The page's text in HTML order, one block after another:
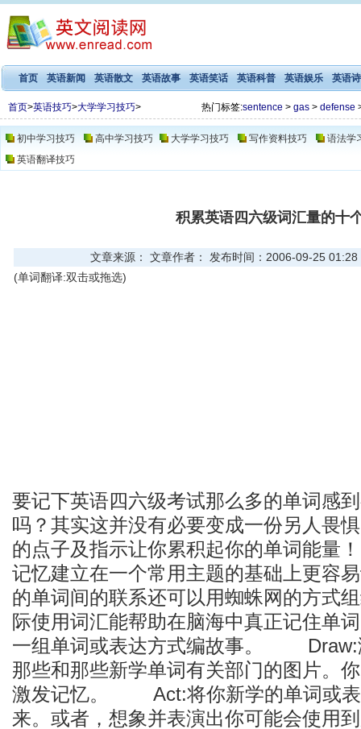
首页 英语新闻 英语散文 英语故事 英语笑话 英语科普 英语娱乐 英语
首页>英语技巧>大学学习技巧> 热门标签:sentence > gas > defense
初中学习技巧 高中学习技巧 大学学习技巧 写作资料技巧
语法学
英语翻译技巧
积累英语四六级词汇量的十
文章来源： 文章作者： 发布时间：2006-09-25 01:28
(单词翻译:双击或拖选)
要记下英语四六级考试那么多的单词感
吗？其实这并没有必要变成一份另人畏
的点子及指示让你累积起你的单词能
记忆建立在一个常用主题的基础上更容
的单词间的联系还可以用蜘蛛网的方
际使用词汇能帮助在脑海中真正记住单
一组单词或表达方式编故事。 Draw:
那些和那些新学单词有关部门的图片。
激发记忆。 Act:将你新学的单词或表
来。或者，想象并表演出你可能会使